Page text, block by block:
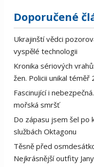
Doporučené
Ukrajinští vědci
vyspělé technologii
Kronika sériových
žen. Policii unikal téměř
Fascinující i
mořská smršť
Do zápasu jsem šel po
službách Oktagonu
Těsně před
Nejkrásnější outfity